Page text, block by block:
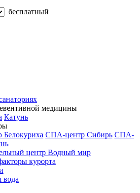
бесплатный
медицины
Катунь
СПА-центр Сибирь СПА-
центр Водный мир
курорта
вода